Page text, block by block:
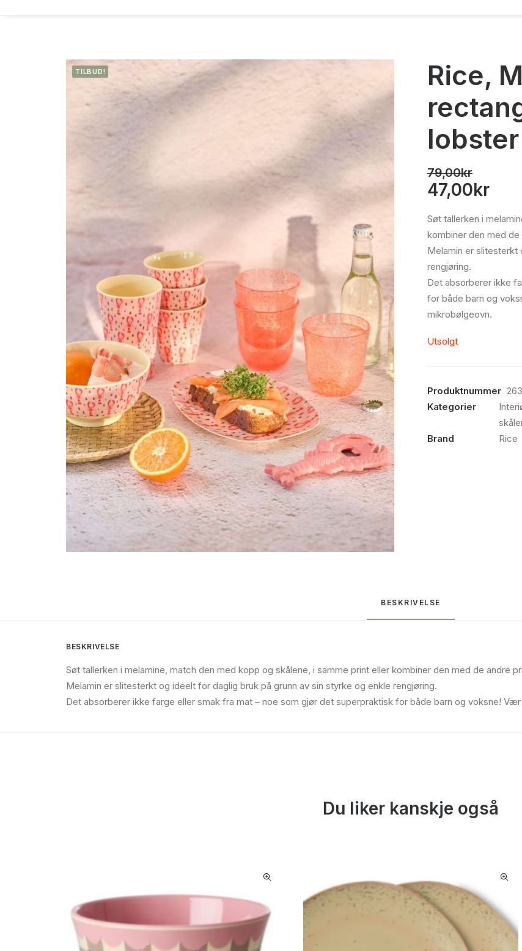
TILBUD!
Rice,
lobster
79,00kr
Opprinnelig
var:
79,00kr.
47,00kr
er:
Søt tallerken i
kombiner den med
Melamin er slitesterkt
rengjøring.
Det absorberer ikke
for både barn og
mikrobølgeovn.
Utsolgt
Produktnummer
Kategorier
Brand
Rice
BESKRIVELSE
BESKRIVELSE
Søt tallerken i melamine, match den med kopp og skålene, i samme print eller kombiner den med de andre
Melamin er slitesterkt og ideelt for daglig bruk på grunn av sin styrke og enkle rengjøring.
Det absorberer ikke farge eller smak fra mat – noe som gjør det superpraktisk for både barn og voksne!
Du liker kanskje også